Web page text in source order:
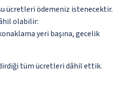
ücretleri ödemeniz istenecektir.
olabilir:
yeri başına, gecelik
tüm ücretleri dâhil ettik.